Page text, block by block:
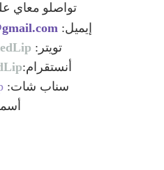
تواصلو معاي
إيميل:
تويتر:
أنستقرام:
سناب شات: